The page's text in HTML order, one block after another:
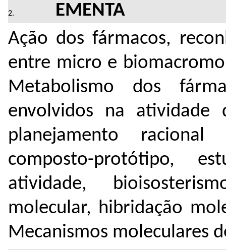
EMENTA
Ação dos fármacos,
entre micro e
Metabolismo dos
envolvidos na atividade
planejamento
composto-protótipo,
atividade,
molecular, hibridação
Mecanismos moleculares